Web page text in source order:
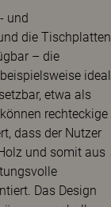
und
die Tischplatten
– die
ideal
etwa als
rechteckige
dass der Nutzer
und somit aus
Das Design